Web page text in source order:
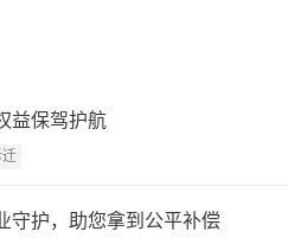
益保驾护航
守护，助您拿到公平补偿